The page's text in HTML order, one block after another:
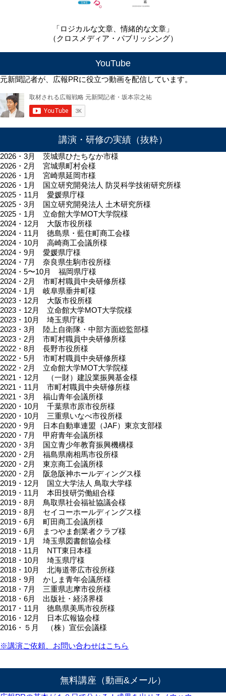
「ロジカルな文章、情緒的な文章」
（クロスメディア・パブリッシング）
YouTube
元新聞記者が、広報PRに役立つ動画を配信しています。
講演・研修の実績（抜粋）
2026・3月 茨城県ひたちなか市様
2026・2月 宮城県町村会様
2026・1月 宮崎県延岡市様
2026・1月 国立研究開発法人 防災科学技術研究所様
2025・11月 愛媛県庁様
2025・3月 国立研究開発法人 土木研究所様
2025・1月 立命館大学MOT大学院様
2024・12月 大阪市役所様
2024・11月 徳島県・藍住町商工会様
2024・10月 高崎商工会議所様
2024・9月 愛媛県庁様
2024・7月 奈良県生駒市役所様
2024・5〜10月 福岡県庁様
2024・2月 市町村職員中央研修所様
2024・1月 岐阜県垂井町様
2023・12月 大阪市役所様
2023・12月 立命館大学MOT大学院様
2023・10月 埼玉県庁様
2023・3月 陸上自衛隊・中部方面総監部様
2023・2月 市町村職員中央研修所様
2022・8月 長野市役所様
2022・5月 市町村職員中央研修所様
2022・2月 立命館大学MOT大学院様
2021・12月 （一財）建設業振興基金様
2021・11月 市町村職員中央研修所様
2021・3月 福山青年会議所様
2020・10月 千葉県市原市役所様
2020・10月 三重県いなべ市役所様
2020・9月 日本自動車連盟（JAF）東京支部様
2020・7月 甲府青年会議所様
2020・3月 国立青少年教育振興機構様
2020・2月 福島県南相馬市役所様
2020・2月 東京商工会議所様
2020・2月 阪急阪神ホールディングス様
2019・12月 国立大学法人 鳥取大学様
2019・11月 本田技研労働組合様
2019・8月 鳥取県社会福祉協議会様
2019・8月 セイコーホールディングス様
2019・6月 町田商工会議所様
2019・6月 まつやま創業者クラブ様
2019・1月 埼玉県図書館協会様
2018・11月 NTT東日本様
2018・10月 埼玉県庁様
2018・10月 北海道帯広市役所様
2018・9月 かしま青年会議所様
2018・7月 三重県志摩市役所様
2018・6月 出版社・経済界様
2017・11月 徳島県美馬市役所様
2016・12月 日本広報協会様
2016・５月 （株）宣伝会議様
※講演ご依頼、お問い合わせはこちら
無料講座（動画&メール）